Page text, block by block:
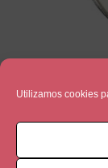
Utilizamos cookies